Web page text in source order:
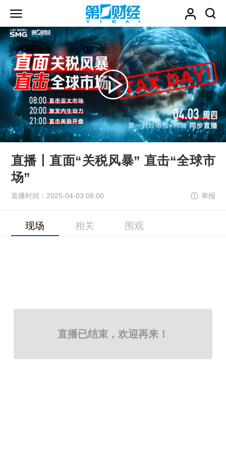
直播丨直面“关税风暴” 直击“全球市
场”
直播时间：2025-04-03 08:00 举报
现场 相关 围观
直播已结束，欢迎再来！